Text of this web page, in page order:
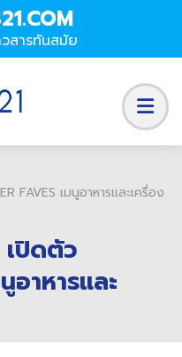
สารทันสมัย
FAVES เมนูอาหารและเครื่อง
ปิดตัว
อาหารและ